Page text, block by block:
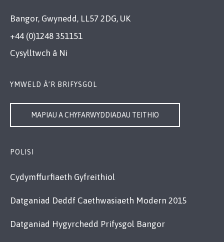
Bangor, Gwynedd, LL57 2DG, UK
+44 (0)1248 351151
Cysylltwch â Ni
YMWELD Â’R BRIFYSGOL
MAPIAU A CHYFARWYDDIADAU TEITHIO
POLISI
Cydymffurfiaeth Gyfreithiol
Datganiad Deddf Caethwasiaeth Modern 2015
Datganiad Hygyrchedd Prifysgol Bangor